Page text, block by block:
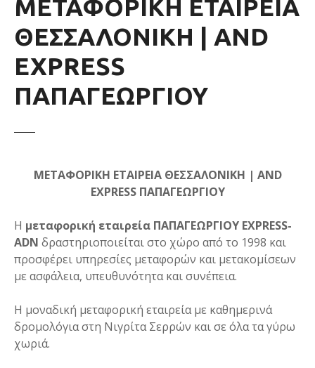
ΜΕΤΑΦΟΡΙΚΗ ΕΤΑΙΡΕΙΑ
ΘΕΣΣΑΛΟΝΙΚΗ | AND
EXPRESS
ΠΑΠΑΓΕΩΡΓΙΟΥ
ΜΕΤΑΦΟΡΙΚΗ ΕΤΑΙΡΕΙΑ ΘΕΣΣΑΛΟΝΙΚΗ | AND
EXPRESS ΠΑΠΑΓΕΩΡΓΙΟΥ
Η μεταφορική εταιρεία ΠΑΠΑΓΕΩΡΓΙΟΥ EXPRESS-
ADN δραστηριοποιείται στο χώρο από το 1998 και
προσφέρει υπηρεσίες μεταφορών και μετακομίσεων
με ασφάλεια, υπευθυνότητα και συνέπεια.
Η μοναδική μεταφορική εταιρεία με καθημερινά
δρομολόγια στη Νιγρίτα Σερρών και σε όλα τα γύρω
χωριά.